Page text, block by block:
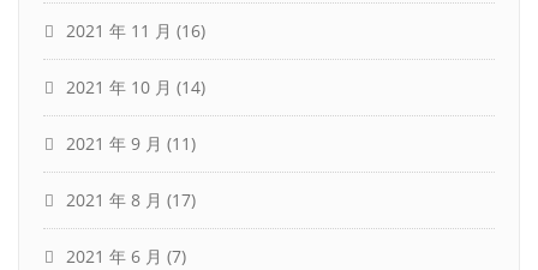
2021 年 11 月 (16)
2021 年 10 月 (14)
2021 年 9 月 (11)
2021 年 8 月 (17)
2021 年 6 月 (7)